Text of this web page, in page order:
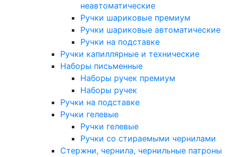
неавтоматические
Ручки шариковые премиум
Ручки шариковые автоматические
Ручки на подставке
Ручки капиллярные и технические
Наборы письменные
Наборы ручек премиум
Наборы ручек
Ручки на подставке
Ручки гелевые
Ручки гелевые
Ручки со стираемыми чернилами
Стержни, чернила, чернильные патроны